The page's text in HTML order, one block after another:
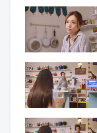
Lexique
Idol senshi